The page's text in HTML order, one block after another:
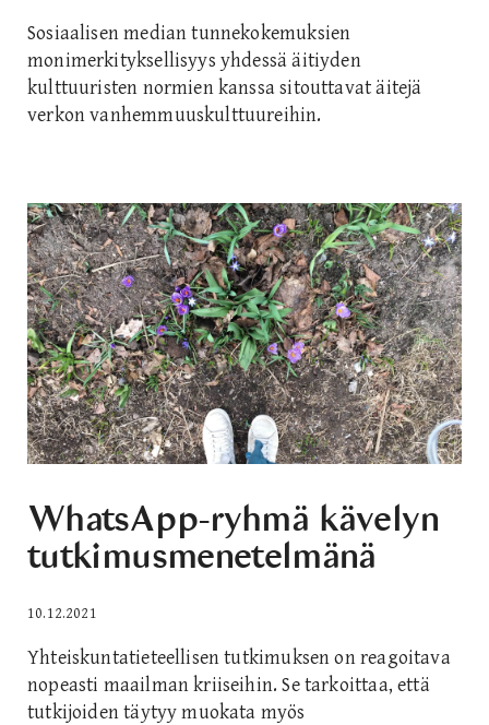
Sosiaalisen median tunnekokemuksien
monimerkityksellisyys yhdessä äitiyden
kulttuuristen normien kanssa sitouttavat äitejä
verkon vanhemmuuskulttuureihin.
WhatsApp-ryhmä kävelyn
tutkimusmenetelmänä
10.12.2021
Yhteiskuntatieteellisen tutkimuksen on reagoitava
nopeasti maailman kriiseihin. Se tarkoittaa, että
tutkijoiden täytyy muokata myös